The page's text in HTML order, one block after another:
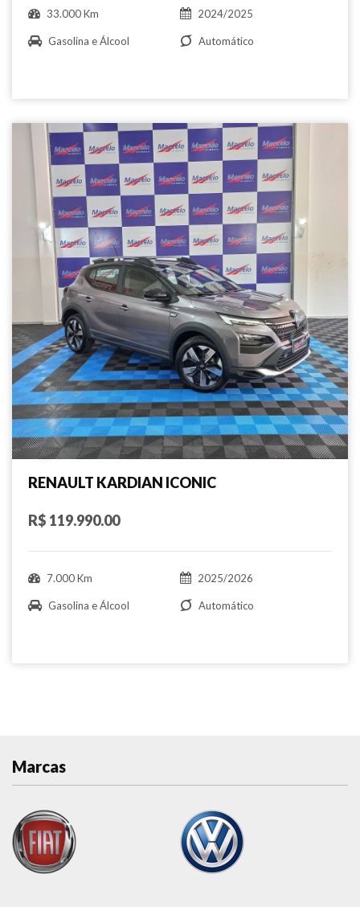
33.000 Km 2024/2025
Gasolina e Álcool Automático
RENAULT KARDIAN ICONIC
R$ 119.990.00
7.000 Km 2025/2026
Gasolina e Álcool Automático
Marcas